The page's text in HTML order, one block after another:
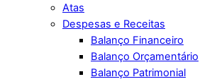
Atas
Despesas e Receitas
Balanço Financeiro
Balanço Orçamentário
Balanço Patrimonial